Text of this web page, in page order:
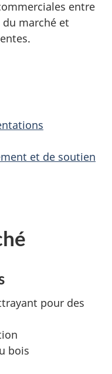
entre
du marché et
et de soutien
pour des
bois